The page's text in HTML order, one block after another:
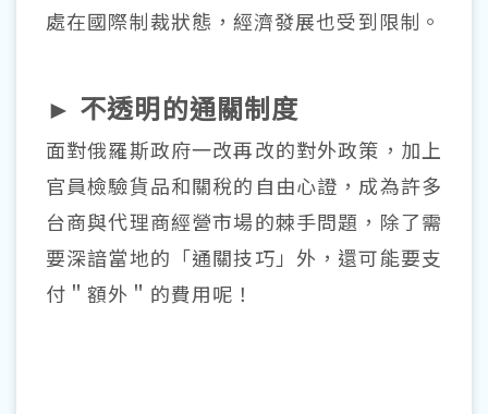
處在國際制裁狀態，經濟發展也受到限制。
► 不透明的通關制度
面對俄羅斯政府一改再改的對外政策，加上
官員檢驗貨品和關稅的自由心證，成為許多
台商與代理商經營市場的棘手問題，除了需
要深諳當地的「通關技巧」外，還可能要支
付＂額外＂的費用呢！